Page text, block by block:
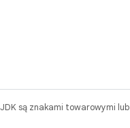
są znakami towarowymi lub